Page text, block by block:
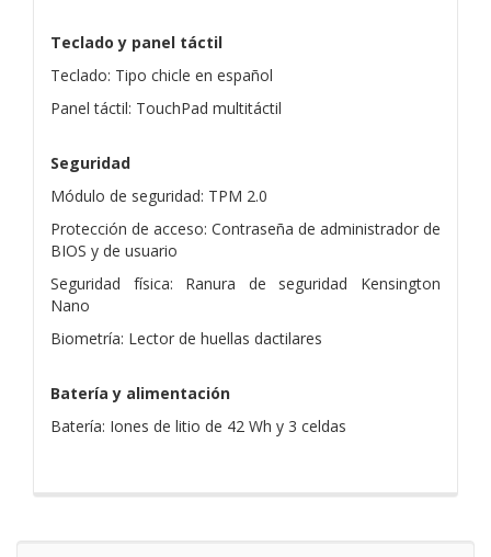
Teclado y panel táctil
Teclado: Tipo chicle en español
Panel táctil: TouchPad multitáctil
Seguridad
Módulo de seguridad: TPM 2.0
Protección de acceso: Contraseña de administrador de
BIOS y de usuario
Seguridad física: Ranura de seguridad Kensington
Nano
Biometría: Lector de huellas dactilares
Batería y alimentación
Batería: Iones de litio de 42 Wh y 3 celdas